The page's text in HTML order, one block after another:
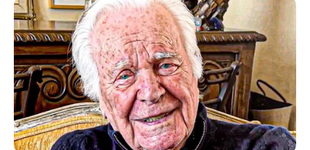
kreismuseen@landkreis-helmstedt.de
Dieses Ausflugsziel auf der Landkarte mit Parkplätz
en und Routenplaner
Bilder von Sehenswürdigkeiten mit touristischen
Informationen über Helmstedt: